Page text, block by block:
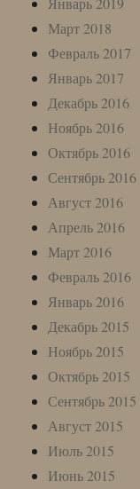
Март 2018
Февраль 2017
Январь 2017
Декабрь 2016
Ноябрь 2016
Октябрь 2016
Сентябрь 2016
Август 2016
Апрель 2016
Март 2016
Февраль 2016
Январь 2016
Декабрь 2015
Ноябрь 2015
Октябрь 2015
Сентябрь 2015
Август 2015
Июль 2015
Июнь 2015